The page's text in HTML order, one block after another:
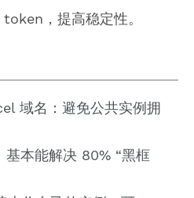
，提高稳定性。
域名：避免公共实例拥
基本能解决 80% “黑框